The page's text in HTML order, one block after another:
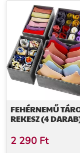
FEHÉRNEMŰ
REKESZ (4
2 290 Ft